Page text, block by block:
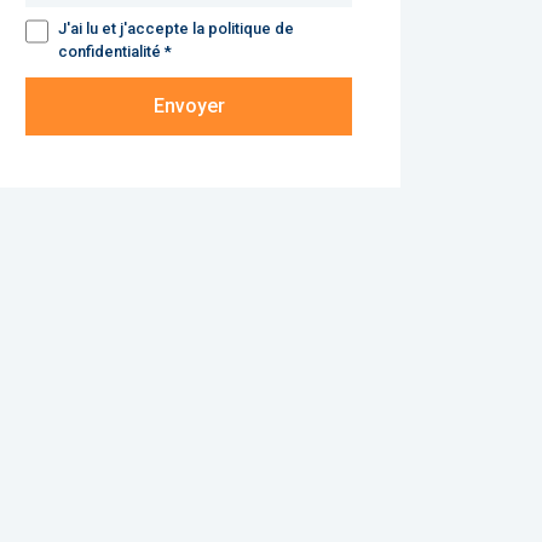
J'ai lu et j'accepte la politique de
confidentialité *
Envoyer